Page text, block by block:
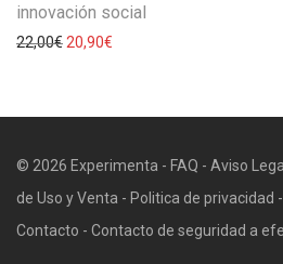
innovación social
22,00€ 20,90€
© 2026 Experimenta - FAQ - Aviso Legal
de Uso y Venta - Politica de privacidad -
Contacto - Contacto de seguridad a